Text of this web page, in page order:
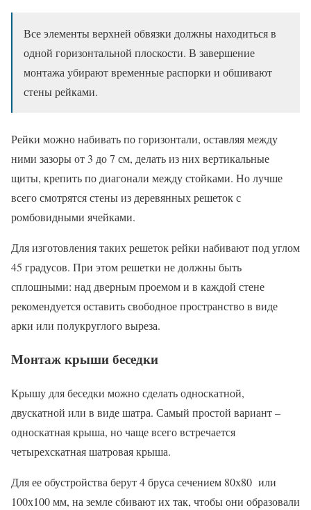
Все элементы верхней обвязки должны находиться в
одной горизонтальной плоскости. В завершение
монтажа убирают временные распорки и обшивают
стены рейками.
Рейки можно набивать по горизонтали, оставляя между
ними зазоры от 3 до 7 см, делать из них вертикальные
щиты, крепить по диагонали между стойками. Но лучше
всего смотрятся стены из деревянных решеток с
ромбовидными ячейками.
Для изготовления таких решеток рейки набивают под углом
45 градусов. При этом решетки не должны быть
сплошными: над дверным проемом и в каждой стене
рекомендуется оставить свободное пространство в виде
арки или полукруглого выреза.
Монтаж крыши беседки
Крышу для беседки можно сделать односкатной,
двускатной или в виде шатра. Самый простой вариант –
односкатная крыша, но чаще всего встречается
четырехскатная шатровая крыша.
Для ее обустройства берут 4 бруса сечением 80х80 или
100х100 мм, на земле сбивают их так, чтобы они образовали